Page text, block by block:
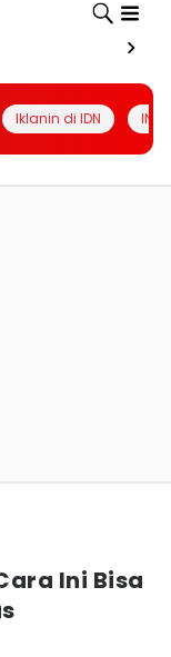
Iklanin di IDN
Ini Bisa